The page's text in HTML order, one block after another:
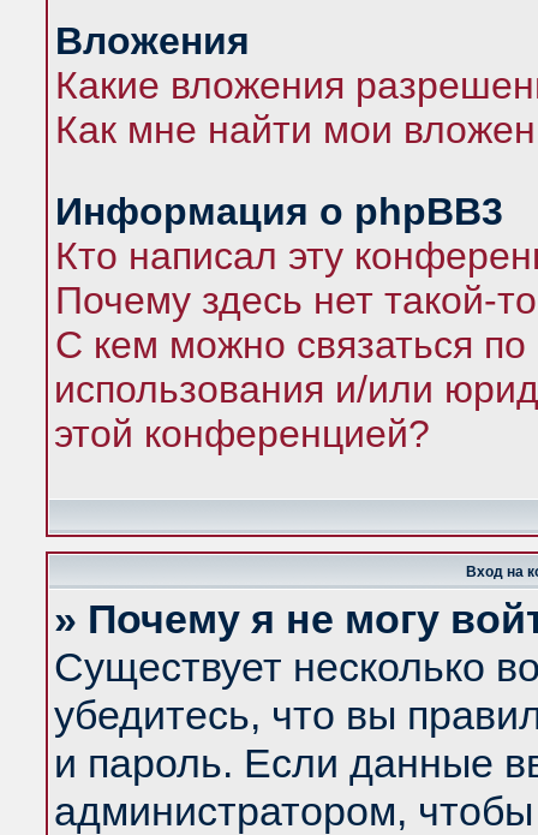
Вложения
Какие вложения
Как мне найти мои
Информация о phpBB3
Кто написал эту
Почему здесь нет такой-
С кем можно связаться по
использования и/или
этой конференцией?
Вход на
» Почему я не могу
Существует несколько
убедитесь, что вы
и пароль. Если данные
администратором,